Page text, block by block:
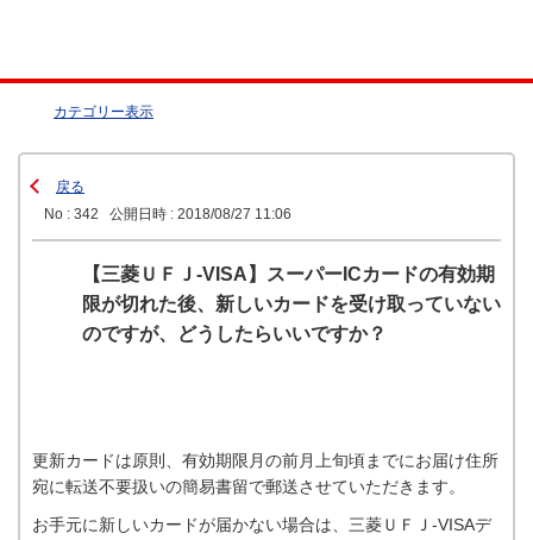
カテゴリー表示
戻る
No : 342
公開日時 : 2018/08/27 11:06
【三菱ＵＦＪ-VISA】スーパーICカードの有効期
限が切れた後、新しいカードを受け取っていない
のですが、どうしたらいいですか？
更新カードは原則、有効期限月の前月上旬頃までにお届け住所
宛に転送不要扱いの簡易書留で郵送させていただきます。
お手元に新しいカードが届かない場合は、三菱ＵＦＪ-VISAデ